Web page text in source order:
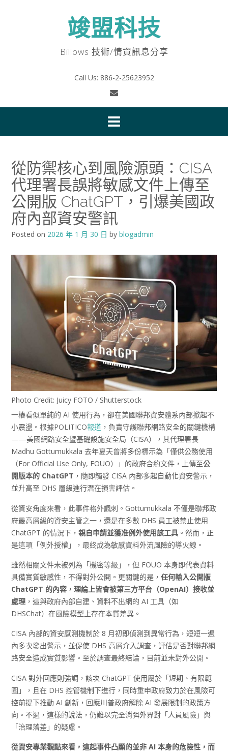
竣盟科技
Billows 技術/情資訊息分享
Call Us: 886-2-25623952
從防禦核心到風險源頭：CISA
代理署長誤將敏感文件上傳至
公開版 ChatGPT，引爆美國政
府內部資安警訊
Posted on 2026 年 1 月 30 日 by blogadmin
Photo Credit: Juicy FOTO / Shutterstock
一樁看似單純的 AI 使用行為，卻在美國聯邦資安體系內部掀起不
小震盪。根據POLITICO報道 ，負責守護聯邦網路安全的關鍵機構
——美國網路安全暨基礎設施安全局（CISA），其代理署長
Madhu Gottumukkala 去年夏天曾將多份標示為「僅供公務使用
（For Official Use Only, FOUO）」的政府合約文件，上傳至公
開版本的 ChatGPT ，隨即觸發 CISA 內部多起自動化資安警示，
並升高至 DHS 層級進行潛在損害評估。
從資安角度來看，此事件格外諷刺。Gottumukkala 不僅是聯邦政
府最高層級的資安主管之一，還是在多數 DHS 員工被禁止使用
ChatGPT 的情況下， 親自申請並獲准例外使用該工具 。然而，正
是這項「例外授權」，最終成為敏感資料外流風險的導火線。
雖然相關文件未被列為「機密等級」，但 FOUO 本身即代表資料
具備實質敏感性，不得對外公開。更關鍵的是， 任何輸入公開版
ChatGPT 的內容，理論上皆會被第三方平台（OpenAI）接收並
處理 ，這與政府內部自建、資料不出網的 AI 工具（如
DHSChat）在風險模型上存在本質差異。
CISA 內部的資安感測機制於 8 月初即偵測到異常行為，短短一週
內多次發出警示，並促使 DHS 高層介入調查，評估是否對聯邦網
路安全造成實質影響。至於調查最終結論，目前並未對外公開。
CISA 對外回應則強調，該次 ChatGPT 使用屬於「短期、有限範
圍」，且在 DHS 控管機制下進行，同時重申政府致力於在風險可
控前提下推動 AI 創新，回應川普政府解除 AI 發展限制的政策方
向。不過，這樣的說法，仍難以完全消弭外界對「人員風險」與
「治理落差」的疑慮。
從資安專業觀點來看，這起事件凸顯的並非 AI 本身的危險性，而